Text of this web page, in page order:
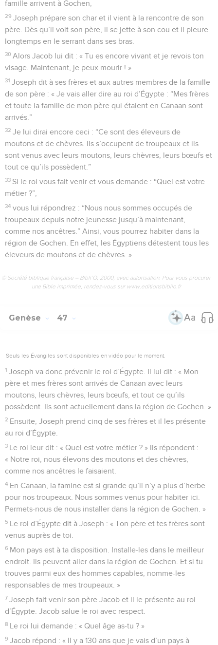
famille arrivent à Gochen,
29 Joseph prépare son char et il vient à la rencontre de son
père. Dès qu’il voit son père, il se jette à son cou et il pleure
longtemps en le serrant dans ses bras.
30 Alors Jacob lui dit : « Tu es encore vivant et je revois ton
visage. Maintenant, je peux mourir ! »
31 Joseph dit à ses frères et aux autres membres de la famille
de son père : « Je vais aller dire au roi d’Égypte : “Mes frères
et toute la famille de mon père qui étaient en Canaan sont
arrivés.”
32 Je lui dirai encore ceci : “Ce sont des éleveurs de
moutons et de chèvres. Ils s’occupent de troupeaux et ils
sont venus avec leurs moutons, leurs chèvres, leurs bœufs et
tout ce qu’ils possèdent.”
33 Si le roi vous fait venir et vous demande : “Quel est votre
métier ?”,
34 vous lui répondrez : “Nous nous sommes occupés de
troupeaux depuis notre jeunesse jusqu’à maintenant,
comme nos ancêtres.” Ainsi, vous pourrez habiter dans la
région de Gochen. En effet, les Égyptiens détestent tous les
éleveurs de moutons et de chèvres. »
© Société biblique française – Bibli’O, 2000, avec autorisation. Pour vous procurer
une Bible imprimée, rendez-vous sur www.editionsbiblio.fr
Genèse 47
Seuls les Évangiles sont disponibles en vidéo pour le moment.
1 Joseph va donc prévenir le roi d’Égypte. Il lui dit : « Mon
père et mes frères sont arrivés de Canaan avec leurs
moutons, leurs chèvres, leurs bœufs, et tout ce qu’ils
possèdent. Ils sont actuellement dans la région de Gochen. »
2 Ensuite, Joseph prend cinq de ses frères et il les présente
au roi d’Égypte.
3 Le roi leur dit : « Quel est votre métier ? » Ils répondent :
« Notre roi, nous élevons des moutons et des chèvres,
comme nos ancêtres le faisaient.
4 En Canaan, la famine est si grande qu’il n’y a plus d’herbe
pour nos troupeaux. Nous sommes venus pour habiter ici.
Permets-nous de nous installer dans la région de Gochen. »
5 Le roi d’Égypte dit à Joseph : « Ton père et tes frères sont
venus auprès de toi.
6 Mon pays est à ta disposition. Installe-les dans le meilleur
endroit. Ils peuvent aller dans la région de Gochen. Et si tu
trouves parmi eux des hommes capables, nomme-les
responsables de mes troupeaux. »
7 Joseph fait venir son père Jacob et il le présente au roi
d’Égypte. Jacob salue le roi avec respect.
8 Le roi lui demande : « Quel âge as-tu ? »
9 Jacob répond : « Il y a 130 ans que je vais d’un pays à